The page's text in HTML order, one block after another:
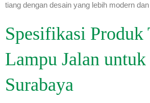
tiang dengan desain yang lebih modern
Spesifikasi Produk
Lampu Jalan
Surabaya